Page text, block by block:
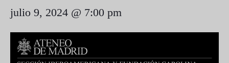
julio 9, 2024 @ 7:00 pm